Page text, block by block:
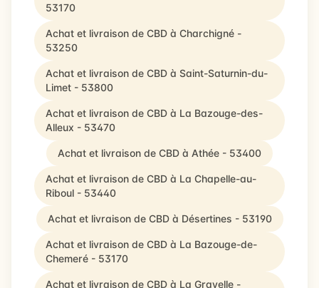
53170
Achat et livraison de CBD à Charchigné -
53250
Achat et livraison de CBD à Saint-Saturnin-du-
Limet - 53800
Achat et livraison de CBD à La Bazouge-des-
Alleux - 53470
Achat et livraison de CBD à Athée - 53400
Achat et livraison de CBD à La Chapelle-au-
Riboul - 53440
Achat et livraison de CBD à Désertines - 53190
Achat et livraison de CBD à La Bazouge-de-
Chemeré - 53170
Achat et livraison de CBD à La Gravelle -